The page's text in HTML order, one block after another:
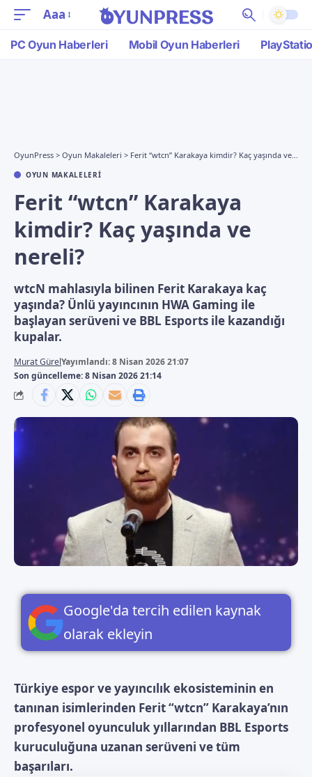
Aaa
PC Oyun Haberleri Mobil Oyun Haberleri
OyunPress > Oyun Makaleleri > Ferit “wtcn” Karakaya kimdir? Kaç yaşında ve nereli?
OYUN MAKALELERI
Ferit “wtcn” Karakaya
kimdir? Kaç yaşında ve
nereli?
wtcN mahlasıyla bilinen Ferit Karakaya kaç
yaşında? Ünlü yayıncının HWA Gaming ile
başlayan serüveni ve BBL Esports ile kazandığı
kupalar.
Son güncelleme: 8 Nisan 2026 21:14
Murat GürelYayımlandı: 8 Nisan 2026 21:07
Google'da tercih edilen kaynak
olarak ekleyin
Türkiye espor ve yayıncılık ekosisteminin en
tanınan isimlerinden Ferit “wtcn” Karakaya’nın
profesyonel oyunculuk yıllarından BBL Esports
kuruculuğuna uzanan serüveni ve tüm
başarıları.